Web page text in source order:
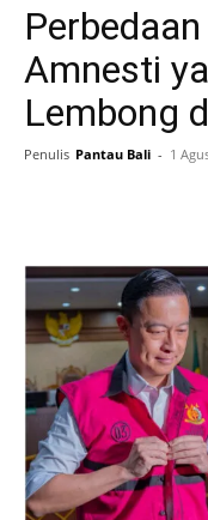
Amnesti
Lembong
Penulis Pantau Bali - 1